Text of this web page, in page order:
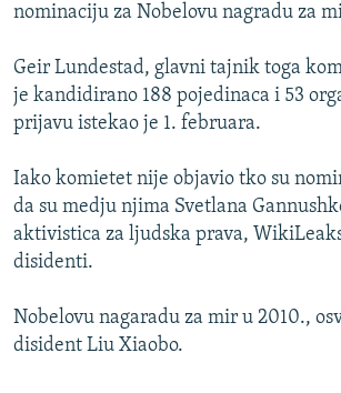
INFOGRAFIKE
KINA NA BALKANU
RSE PRIČE IZ SVIJETA
ISPRIČAJ MI
SPECIJALI RSE
VIŠE OD NASLOVA
GENOCID U SREBRENICI
POPLAVE I KLIZIŠTA U BIH 2024.
TV LIBERTY
PRATITE NAS
Sve RFE/RL stranice
nominaciju za Nobelovu nagradu za
Geir Lundestad, glavni tajnik toga
je kandidirano 188 pojedinaca i 53
prijavu istekao je 1. februara.
Iako komietet nije objavio tko su
da su medju njima Svetlana
aktivistica za ljudska prava,
disidenti.
Nobelovu nagaradu za mir u 2010.,
disident Liu Xiaobo.